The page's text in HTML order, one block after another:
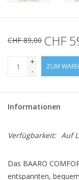
CHF 89,00 CHF
+
-
ZUM
Informationen
Verfügbarkeit: Auf
Das BAARO
entspannten,